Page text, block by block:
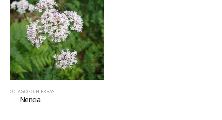
COLAGOGO, HIERBAS
Nencia